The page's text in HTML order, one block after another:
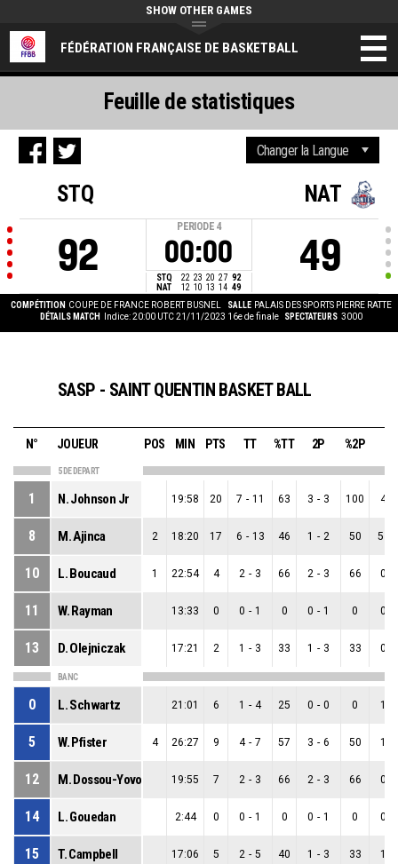
FÉDÉRATION FRANÇAISE DE BASKETBALL
SHOW OTHER GAMES
STQ
92
PERIODE 4
00:00
STQ 22 23 20 27 92
NAT
12 10 13 14 49
NAT
49
COMPÉTITION COUPE DE FRANCE ROBERT BUSNEL SALLE PALAIS DES SPORTS PIERRE RATTE
DÉTAILS MATCH
Indice: 20:00 UTC 21/11/2023 16e de finale SPECTATEURS 3000
Feuille de statistiques
SASP - SAINT QUENTIN BASKET BALL
N° JOUEUR POS MIN PTS TT %TT 2P %2P
5 DE DEPART
1 N. Johnson Jr 19:58 20 7 - 11 63 3 - 3 100 4
8 M. Ajinca 2 18:20 17 6 - 13 46 1 - 2 50 5
10 L. Boucaud 1 22:54 4 2 - 3 66 2 - 3 66 0
11 W. Rayman 13:33 0 0 - 1 0 0 - 1 0 0
13 D. Olejniczak 17:21 2 1 - 3 33 1 - 3 33 0
BANC
0 L. Schwartz 21:01 6 1 - 4 25 0 - 0 0 1
5 W. Pfister 4 26:27 9 4 - 7 57 3 - 6 50 1
12 M. Dossou-Yovo 19:55 7 2 - 3 66 2 - 3 66 0
14 L. Gouedan 2:44 0 0 - 1 0 0 - 1 0 0
15 T. Campbell 17:06 5 2 - 5 40 1 - 3 33 1